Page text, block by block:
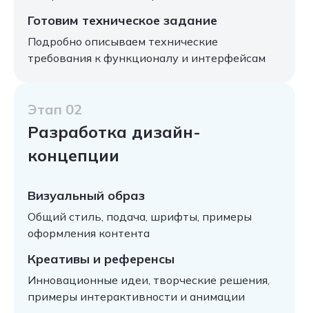
Готовим техническое задание
Подробно описываем технические
требования к функционалу и интерфейсам
Этап 02
Разработка дизайн-
концепции
Визуальный образ
Общий стиль, подача, шрифты, примеры
оформления контента
Креативы и референсы
Инновационные идеи, творческие решения,
примеры интерактивности и анимации